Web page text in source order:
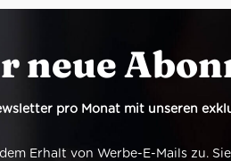
neue
pro Monat mit unseren
Erhalt von Werbe-E-Mails zu.